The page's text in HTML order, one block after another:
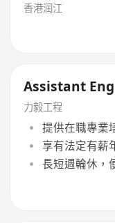
香港润江
Assistant
力毅工程
提供在職專業
享有法定有薪
長短週輪休，